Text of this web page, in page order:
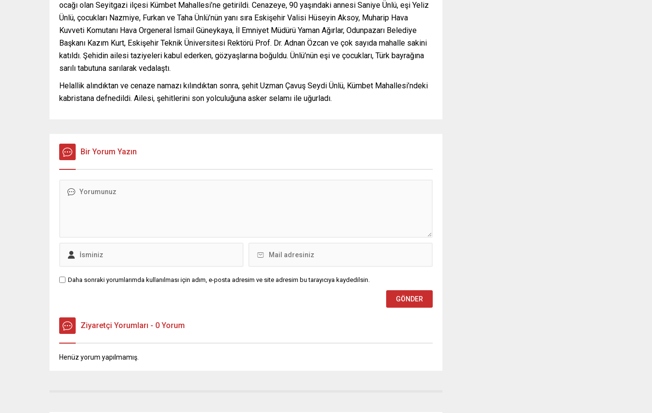
ocağı olan Seyitgazi ilçesi Kümbet Mahallesi’ne getirildi. Cenazeye, 90 yaşındaki annesi Saniye Ünlü, eşi Yeliz
Ünlü, çocukları Nazmiye, Furkan ve Taha Ünlü’nün yanı sıra Eskişehir Valisi Hüseyin Aksoy, Muharip Hava
Kuvveti Komutanı Hava Orgeneral İsmail Güneykaya, İl Emniyet Müdürü Yaman Ağırlar, Odunpazarı Belediye
Başkanı Kazım Kurt, Eskişehir Teknik Üniversitesi Rektörü Prof. Dr. Adnan Özcan ve çok sayıda mahalle sakini
katıldı. Şehidin ailesi taziyeleri kabul ederken, gözyaşlarına boğuldu. Ünlü’nün eşi ve çocukları, Türk bayrağına
sarılı tabutuna sarılarak vedalaştı.
Helallik alındıktan ve cenaze namazı kılındıktan sonra, şehit Uzman Çavuş Seydi Ünlü, Kümbet Mahallesi’ndeki
kabristana defnedildi. Ailesi, şehitlerini son yolculuğuna asker selamı ile uğurladı.
Bir Yorum Yazın
Daha sonraki yorumlarımda kullanılması için adım, e-posta adresim ve site adresim bu tarayıcıya kaydedilsin.
Ziyaretçi Yorumları - 0 Yorum
Henüz yorum yapılmamış.